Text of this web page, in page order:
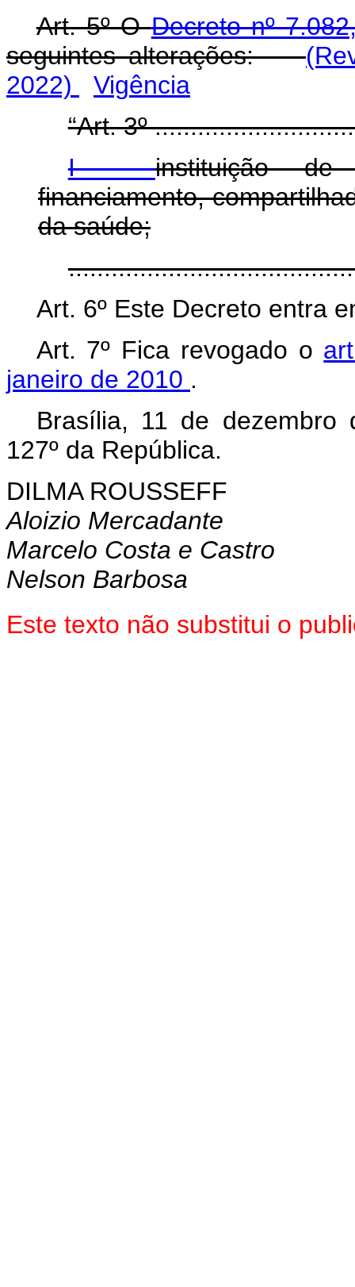
Art. 5º ODecreto nº
seguintes alterações:
2022)
Vigência
“Art. 3º
I -instituição de
financiamento,
da saúde;
Art. 6º Este Decreto entra
Art. 7º Fica revogado o
janeiro de 2010 .
Brasília, 11 de dezembro
127º da República.
DILMA ROUSSEFF
Aloizio Mercadante
Marcelo Costa e Castro
Nelson Barbosa
Este texto não substitui o